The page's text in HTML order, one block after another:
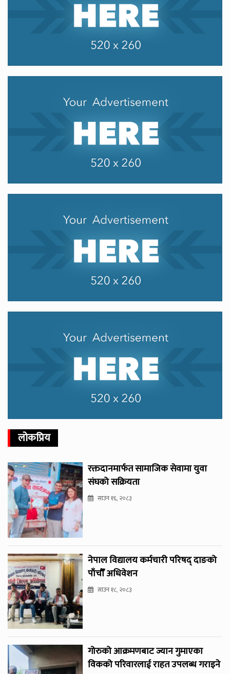
लोकप्रिय
रक्तदानमार्फत सामाजिक सेवामा युवा
संघको सक्रियता
साउन १६, २०८३
नेपाल विद्यालय कर्मचारी परिषद् दाङको
पाँचौँ अधिवेशन
साउन १८, २०८३
गोरुको आक्रमणबाट ज्यान गुमाएका
विकको परिवारलाई राहत उपलब्ध गराइने